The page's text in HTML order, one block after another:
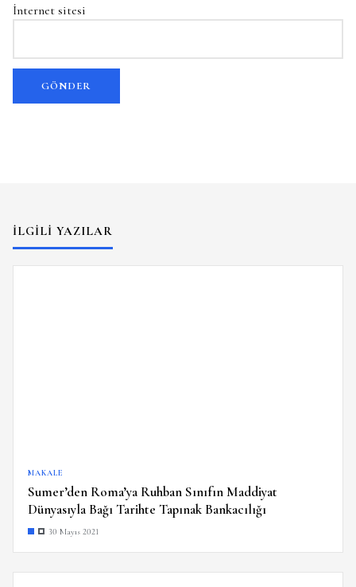
İnternet sitesi
İLGILI YAZILAR
MAKALE
Sumer’den Roma’ya Ruhban Sınıfın Maddiyat
Dünyasıyla Bağı Tarihte Tapınak Bankacılığı
30 Mayıs 2021